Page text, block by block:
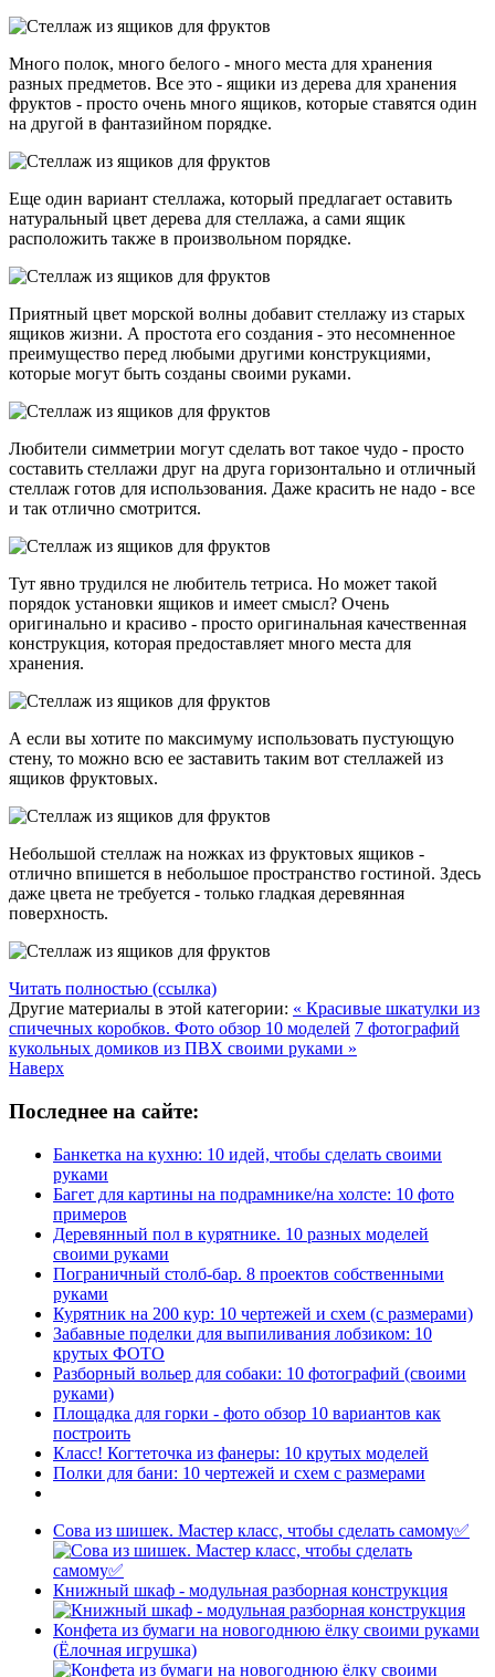
Много полок, много белого - много места для хранения
разных предметов. Все это - ящики из дерева для хранения
фруктов - просто очень много ящиков, которые ставятся один
на другой в фантазийном порядке.
Еще один вариант стеллажа, который предлагает оставить
натуральный цвет дерева для стеллажа, а сами ящик
расположить также в произвольном порядке.
Приятный цвет морской волны добавит стеллажу из старых
ящиков жизни. А простота его создания - это несомненное
преимущество перед любыми другими конструкциями,
которые могут быть созданы своими руками.
Любители симметрии могут сделать вот такое чудо - просто
составить стеллажи друг на друга горизонтально и отличный
стеллаж готов для использования. Даже красить не надо - все
и так отлично смотрится.
Тут явно трудился не любитель тетриса. Но может такой
порядок установки ящиков и имеет смысл? Очень
оригинально и красиво - просто оригинальная качественная
конструкция, которая предоставляет много места для
хранения.
А если вы хотите по максимуму использовать пустующую
стену, то можно всю ее заставить таким вот стеллажей из
ящиков фруктовых.
Небольшой стеллаж на ножках из фруктовых ящиков -
отлично впишется в небольшое пространство гостиной. Здесь
даже цвета не требуется - только гладкая деревянная
поверхность.
Читать полностью (ссылка)
Другие материалы в этой категории: « Красивые шкатулки из
спичечных коробков. Фото обзор 10 моделей 7 фотографий
кукольных домиков из ПВХ своими руками »
Наверх
Последнее на сайте:
Банкетка на кухню: 10 идей, чтобы сделать своими
руками
Багет для картины на подрамнике/на холсте: 10 фото
примеров
Деревянный пол в курятнике. 10 разных моделей
своими руками
Пограничный столб-бар. 8 проектов собственными
руками
Курятник на 200 кур: 10 чертежей и схем (с размерами)
Забавные поделки для выпиливания лобзиком: 10
крутых ФОТО
Разборный вольер для собаки: 10 фотографий (своими
руками)
Площадка для горки - фото обзор 10 вариантов как
построить
Класс! Когтеточка из фанеры: 10 крутых моделей
Полки для бани: 10 чертежей и схем с размерами
Сова из шишек. Мастер класс, чтобы сделать самому✅
Книжный шкаф - модульная разборная конструкция
Конфета из бумаги на новогоднюю ёлку своими руками
(Ёлочная игрушка)